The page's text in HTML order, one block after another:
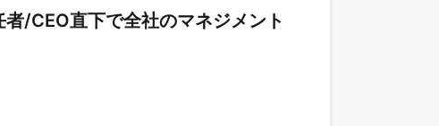
/CEO直下で全社のマネジメント